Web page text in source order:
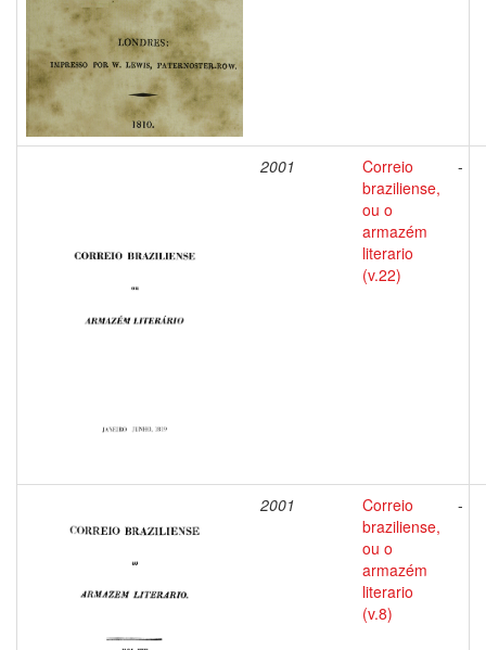
2001
Correio
braziliense,
ou o
armazém
literario
(v.22)
-
2001
Correio
braziliense,
ou o
armazém
literario
(v.8)
-